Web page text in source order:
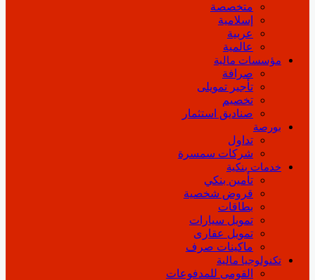
متخصصة
إسلامية
عربية
عالمية
مؤسسات مالية
صرافة
تأجير تمويلى
تخصيم
صناديق استثمار
بورصة
تداول
شركات سمسرة
خدمات بنكية
تأمين بنكي
قروض شخصية
بطاقات
تمويل سيارات
تمويل عقارى
ماكينات صرف
تكنولوجيا مالية
القومى للمدفوعات